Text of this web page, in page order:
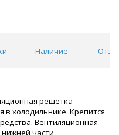
Наличие
решетка
холодильнике. Крепится
Вентиляционная
нижней части